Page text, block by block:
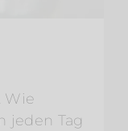
Wie
jeden Tag